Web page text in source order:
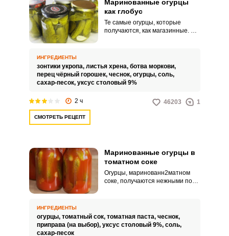
Маринованные огурцы
как глобус
Те самые огурцы, которые
получаются, как магазинные. Их
ИНГРЕДИЕНТЫ
зонтики укропа, листья хрена, ботва моркови,
перец чёрный горошек, чеснок, огурцы, соль,
сахар-песок, уксус столовый 9%
2 ч 46203 1
СМОТРЕТЬ РЕЦЕПТ
Маринованные огурцы в
томатном соке
Огурцы, маринованн2матном
соке, получаются нежными по
самостоятельно.
ИНГРЕДИЕНТЫ
огурцы, томатный сок, томатная паста, чеснок,
приправа (на выбор), уксус столовый 9%, соль,
сахар-песок